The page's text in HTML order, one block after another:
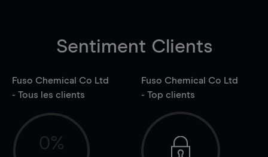
Sentiment Clients
Fuso Chemical Co Ltd
- Tous les clients
0%
Fuso Chemical Co Ltd
- Top clients